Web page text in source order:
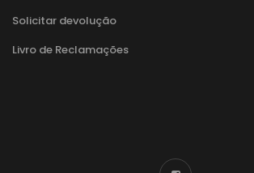
Solicitar devolução
Livro de Reclamações